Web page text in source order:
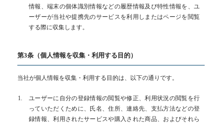
情報、端末の個体識別情報などの履歴情報及び特性情報を、ユ
ーザーが当社や提携先のサービスを利用しまたはページを閲覧
する際に収集します。
第3条（個人情報を収集・利用する目的）
当社が個人情報を収集・利用する目的は、以下の通りです。
ユーザーに自分の登録情報の閲覧や修正、利用状況の閲覧を行
っていただくために、氏名、住所、連絡先、支払方法などの登
録情報、利用されたサービスや購入された商品、およびそれら